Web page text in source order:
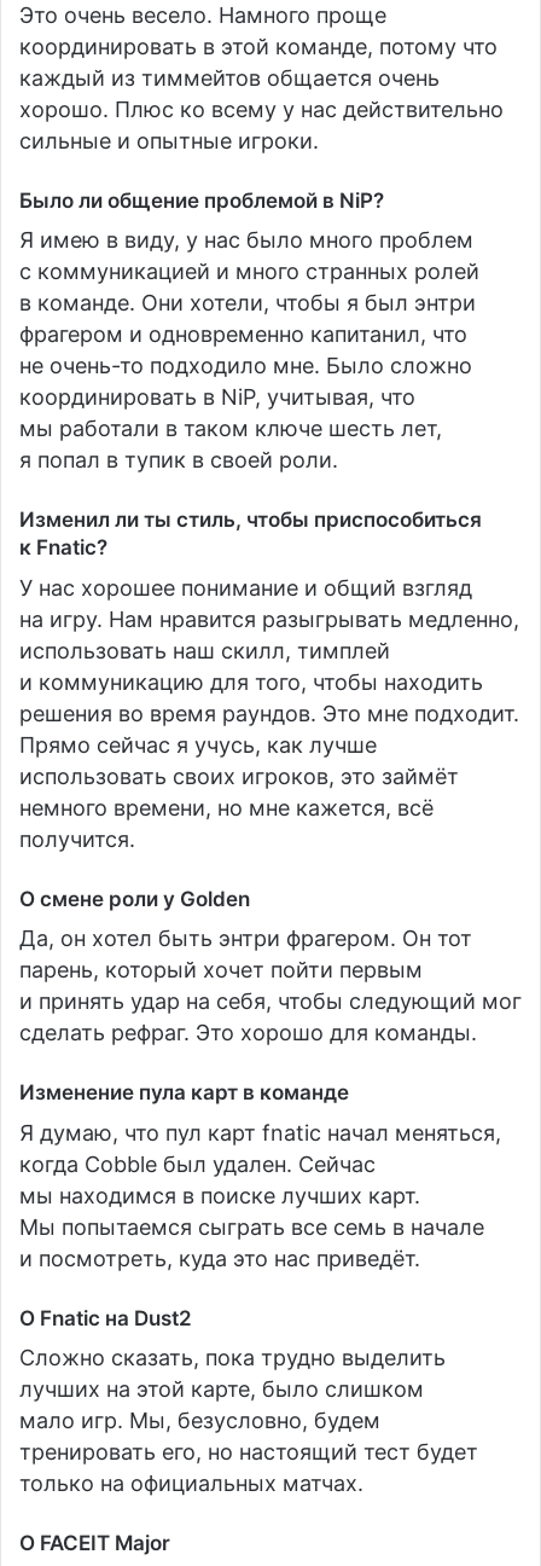
Это очень весело. Намного проще
координировать в этой команде, потому что
каждый из тиммейтов общается очень
хорошо. Плюс ко всему у нас действительно
сильные и опытные игроки.
Было ли общение проблемой в NiP?
Я имею в виду, у нас было много проблем
с коммуникацией и много странных ролей
в команде. Они хотели, чтобы я был энтри
фрагером и одновременно капитанил, что
не очень-то подходило мне. Было сложно
координировать в NiP, учитывая, что
мы работали в таком ключе шесть лет,
я попал в тупик в своей роли.
Изменил ли ты стиль, чтобы приспособиться
к Fnatic?
У нас хорошее понимание и общий взгляд
на игру. Нам нравится разыгрывать медленно,
использовать наш скилл, тимплей
и коммуникацию для того, чтобы находить
решения во время раундов. Это мне подходит.
Прямо сейчас я учусь, как лучше
использовать своих игроков, это займёт
немного времени, но мне кажется, всё
получится.
О смене роли у Golden
Да, он хотел быть энтри фрагером. Он тот
парень, который хочет пойти первым
и принять удар на себя, чтобы следующий мог
сделать рефраг. Это хорошо для команды.
Изменение пула карт в команде
Я думаю, что пул карт fnatic начал меняться,
когда Cobble был удален. Сейчас
мы находимся в поиске лучших карт.
Мы попытаемся сыграть все семь в начале
и посмотреть, куда это нас приведёт.
О Fnatic на Dust2
Сложно сказать, пока трудно выделить
лучших на этой карте, было слишком
мало игр. Мы, безусловно, будем
тренировать его, но настоящий тест будет
только на официальных матчах.
О FACEIT Major